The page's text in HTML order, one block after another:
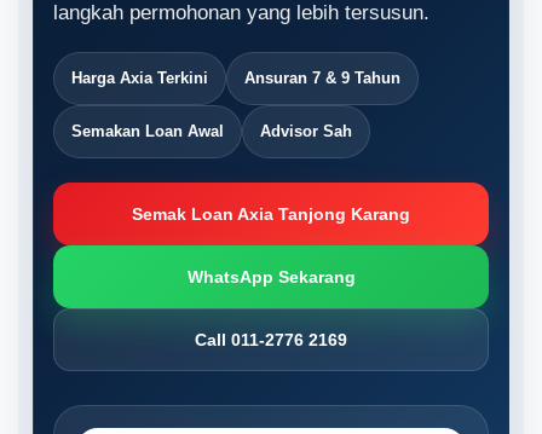
langkah permohonan yang lebih tersusun.
Harga Axia Terkini Ansuran 7 & 9 Tahun
Semakan Loan Awal Advisor Sah
Semak Loan Axia Tanjong Karang
WhatsApp Sekarang
Call 011-2776 2169